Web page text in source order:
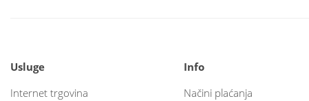
Usluge
Internet trgovina
Info
Načini plaćanja